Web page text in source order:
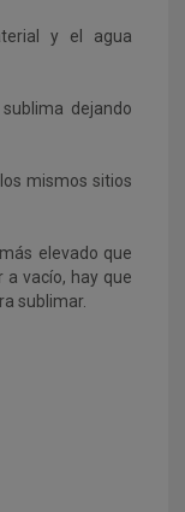
y el agua
dejando
mismos sitios
elevado que
a vacío, hay que
sublimar.